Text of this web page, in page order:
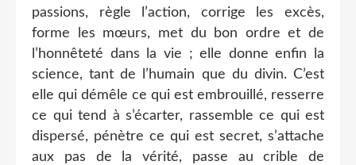
passions, règle l’action, corrige les excès,
forme les mœurs, met du bon ordre et de
l’honnêteté dans la vie ; elle donne enfin la
science, tant de l’humain que du divin. C’est
elle qui démêle ce qui est embrouillé, resserre
ce qui tend à s’écarter, rassemble ce qui est
dispersé, pénètre ce qui est secret, s’attache
aux pas de la vérité, passe au crible de